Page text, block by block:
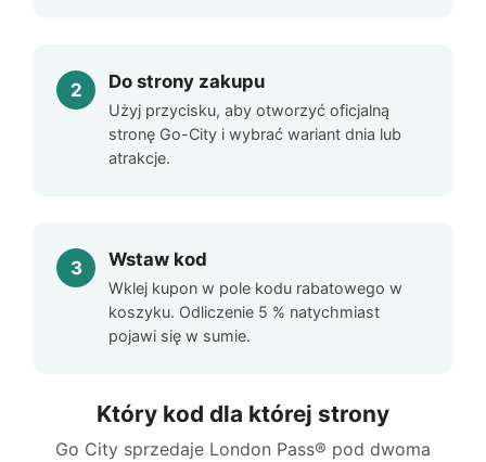
Do strony zakupu
Użyj przycisku, aby otworzyć oficjalną
stronę Go-City i wybrać wariant dnia lub
atrakcje.
Wstaw kod
Wklej kupon w pole kodu rabatowego w
koszyku. Odliczenie 5 % natychmiast
pojawi się w sumie.
Który kod dla której strony
Go City sprzedaje London Pass® pod dwoma